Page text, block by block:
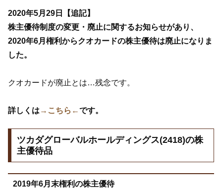
2020年5月29日【追記】
株主優待制度の変更・廃止に関するお知らせがあり、
2020年6月権利からクオカードの株主優待は廃止になりま
した。
クオカードが廃止とは…残念です。
詳しくは →こちら←です。
ツカダグローバルホールディングス(2418)の株
主優待品
2019年6月末権利の株主優待